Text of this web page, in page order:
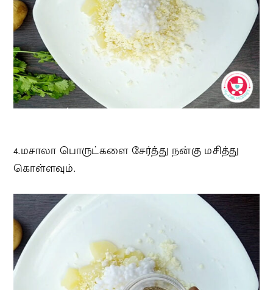
4.மசாலா பொருட்களை சேர்த்து நன்கு மசித்து
கொள்ளவும்.